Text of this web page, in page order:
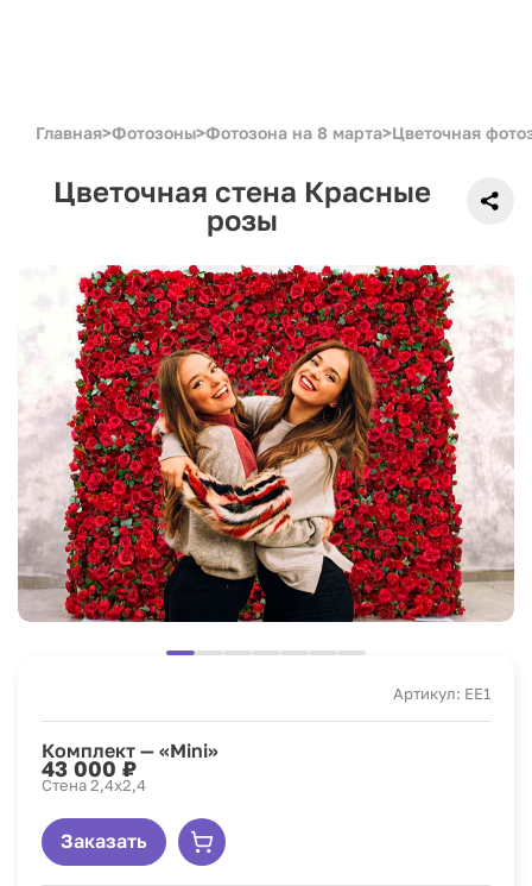
Главная>Фотозоны>Фотозона на 8 марта>Цветочная
Цветочная стена Красные
розы
Артикул: EE1
Комплект — «Mini»
43 000 ₽
Стена 2,4х2,4
Заказать